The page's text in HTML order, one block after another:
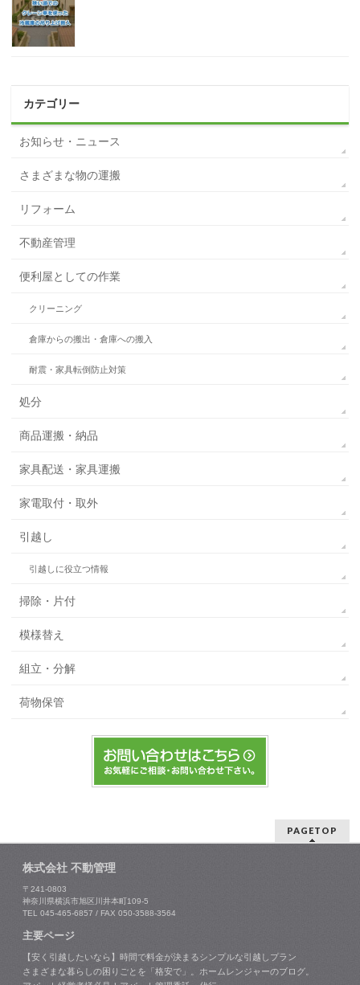
カテゴリー
お知らせ・ニュース
さまざまな物の運搬
リフォーム
不動産管理
便利屋としての作業
クリーニング
倉庫からの搬出・倉庫への搬入
耐震・家具転倒防止対策
処分
商品運搬・納品
家具配送・家具運搬
家電取付・取外
引越し
引越しに役立つ情報
掃除・片付
模様替え
組立・分解
荷物保管
PAGETOP
株式会社 不動管理
〒241-0803
神奈川県横浜市旭区川井本町109-5
TEL 045-465-6857 / FAX 050-3588-3564
主要ページ
【安く引越したいなら】時間で料金が決まるシンプルな引越しプラン
さまざまな暮らしの困りごとを「格安で」。ホームレンジャーのブログ。